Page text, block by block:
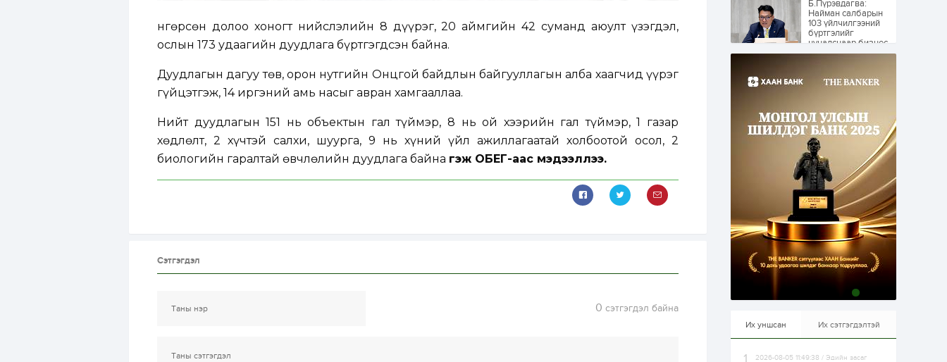
Өнгөрсөн долоо хоногт нийслэлийн 8 дүүрэг, 20 аймгийн 42 суманд аюулт үзэгдэл,
ослын 173 удаагийн дуудлага бүртгэгдсэн байна.
Дуудлагын дагуу төв, орон нутгийн Онцгой байдлын байгууллагын алба хаагчид үүрэг
гүйцэтгэж, 14 иргэний амь насыг авран хамгааллаа.
Нийт дуудлагын 151 нь объектын гал түймэр, 8 нь ой хээрийн гал түймэр, 1 газар
хөдлөлт, 2 хүчтэй салхи, шуурга, 9 нь хүний үйл ажиллагаатай холбоотой осол, 2
биологийн гаралтай өвчлөлийн дуудлага байна гэж ОБЕГ-аас мэдээллээ.
Сэтгэгдэл
0 сэтгэгдэл байна
Б.Пүрэвдагва:
Найман салбарын
103 үйлчилгээний
бүртгэлийг
цуцалснаар бизнес
эрхлэхэд таатай...
Долдугаар сард
709.503 зөрчил
1 өдөр 0 0
Цалинтай ээжийн 50
мянган төгрөгийн
тэтгэмжийг 500
мянгад хүргэх
өргөдөлд санал авч
эхэлжээ
1 өдөр 2 0
Б.Түмэн-Өлзий: Олон
улсад хуримтлуулсан
мэдлэг, туршлагаа эх
орныхоо хөгжилд
зориулна
Алтны үнэ дөрвөн
өсөж байна
1 өдөр 0
Их уншсан Их сэтгэгдэлтэй
2026-08-05 11:49:38 / Эдийн засаг